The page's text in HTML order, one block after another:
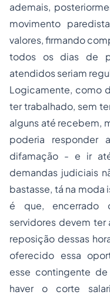
ademais,
movimento
valores, firmando
todos os dias de
atendidos seriam
Logicamente, como
ter trabalhado, sem
alguns até recebem,
poderia responder
difamação - e ir
demandas judiciais
bastasse, tá na moda
é que, encerrado
servidores devem
reposição dessas
oferecido essa
esse contingente
haver o corte